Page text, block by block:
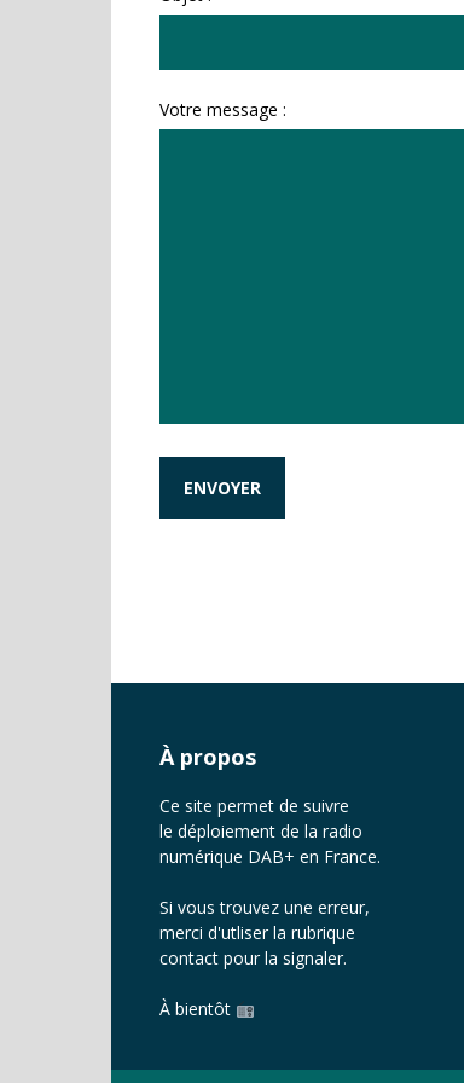
Votre message :
À propos
Ce site permet de suivre
le déploiement de la radio
numérique DAB+ en France.
Si vous trouvez une erreur,
merci d'utliser la rubrique
contact pour la signaler.
À bientôt